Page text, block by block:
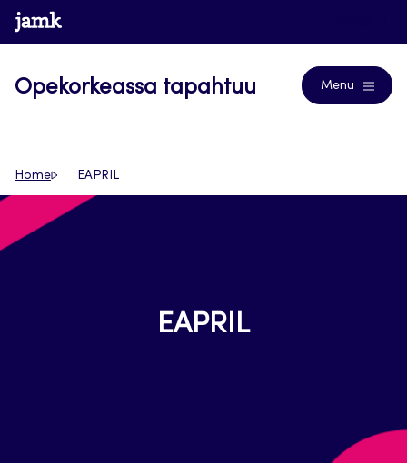
Siirry
suoraan
www.jamk.fi
Opekorkeassa tapahtuu Menu
Home EAPRIL
EAPRIL